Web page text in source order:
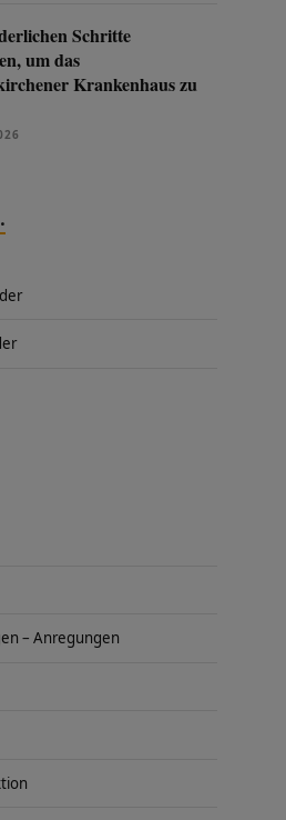
Schritte
um das
Krankenhaus zu
– Anregungen